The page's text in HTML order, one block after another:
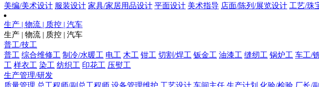
美编/美术设计 服装设计 家具/家居用品设计 平面设计 美术指导 店面/陈列/展览设计 工艺/珠
生产 | 物流 | 质控 | 汽车
生产 | 物流 | 质控 | 汽车
普工/技工
普工 综合维修工 制冷/水暖工 电工 木工 钳工 切割/焊工 钣金工 油漆工 缝纫工 锅炉工 车工/
工 样衣工 染工 纺织工 印花工 压熨工
生产管理/研发
质量管理 总工程师/副总工程师 设备管理维护 工艺设计 车间主任 生产计划 化验/检验 厂长/